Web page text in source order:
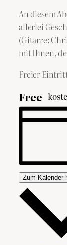
An diesem
allerlei
(Gitarre:
mit Ihnen,
Freier
Free
Zum Kalender